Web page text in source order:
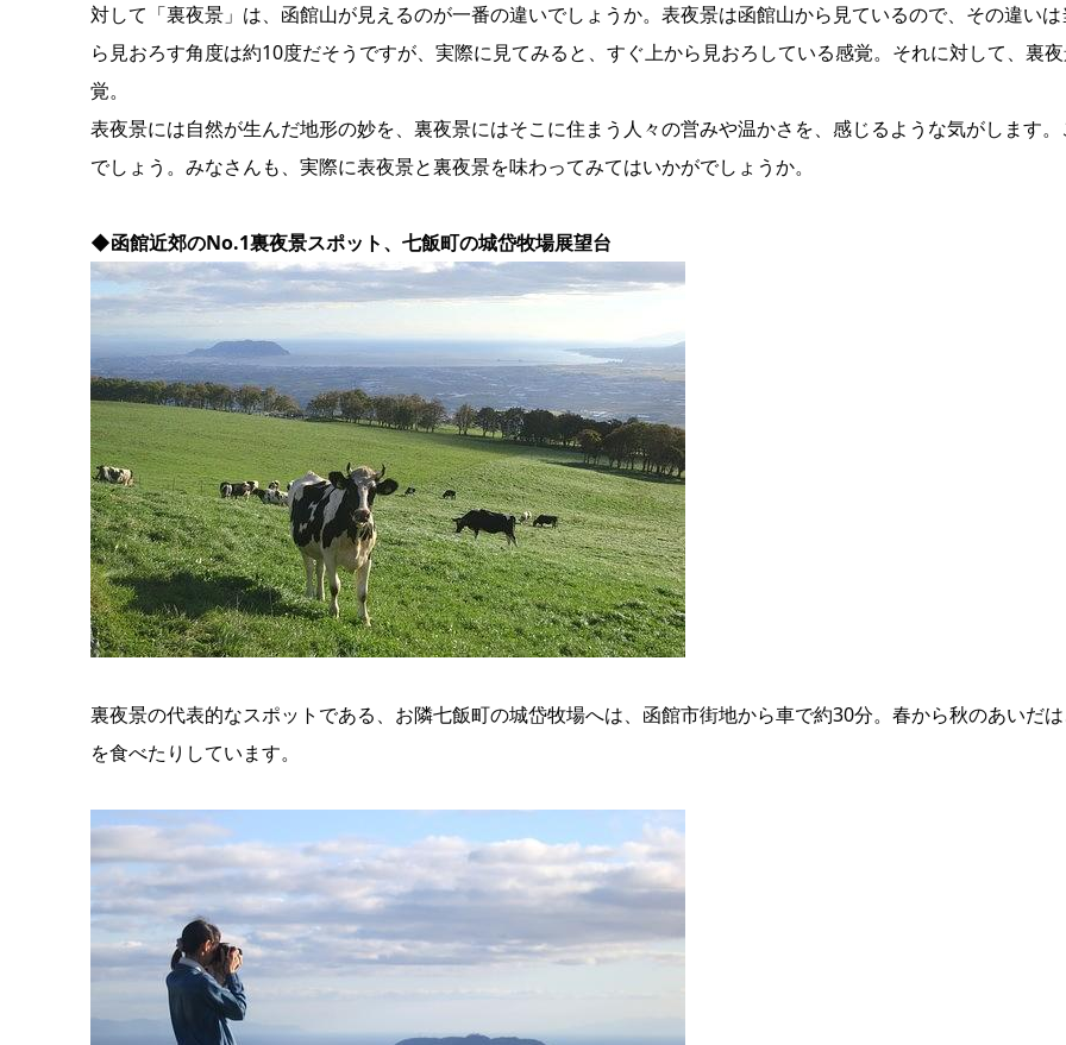
対して「裏夜景」は、函館山が見えるのが一番の違いでしょうか。表夜景は函館山から見ているので、その違い
ら見おろす角度は約10度だそうですが、実際に見てみると、すぐ上から見おろしている感覚。それに対して、裏
覚。
表夜景には自然が生んだ地形の妙を、裏夜景にはそこに住まう人々の営みや温かさを、感じるような気がします
でしょう。みなさんも、実際に表夜景と裏夜景を味わってみてはいかがでしょうか。
◆函館近郊のNo.1裏夜景スポット、七飯町の城岱牧場展望台
裏夜景の代表的なスポットである、お隣七飯町の城岱牧場へは、函館市街地から車で約30分。春から秋のあいだ
を食べたりしています。